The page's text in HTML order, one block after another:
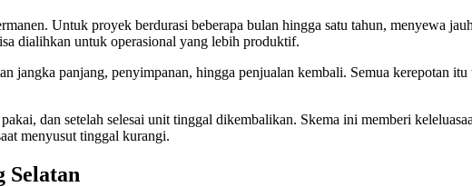
Untuk proyek berdurasi beberapa bulan hingga satu tahun, menyewa
dialihkan untuk operasional yang lebih produktif.
jangka panjang, penyimpanan, hingga penjualan kembali. Semua kerepotan
dan setelah selesai unit tinggal dikembalikan. Skema ini memberi
menyusut tinggal kurangi.
Selatan